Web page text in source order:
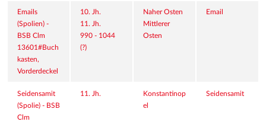
Emails
(Spolien) -
BSB Clm
13601#Buch
kasten,
Vorderdeckel
10. Jh.
11. Jh.
990 - 1044
(?)
Naher Osten
Mittlerer
Osten
Email
Seidensamit
(Spolie) - BSB
Clm
11. Jh.
Konstantinop
el
Seidensamit